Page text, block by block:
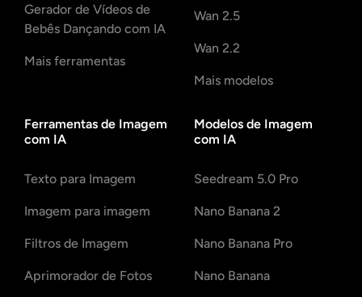
Gerador de Vídeos de
Bebês Dançando com IA
Mais ferramentas
Wan 2.5
Wan 2.2
Mais modelos
Ferramentas de Imagem
com IA
Texto para Imagem
Imagem para imagem
Filtros de Imagem
Aprimorador de Fotos
Modelos de Imagem
com IA
Seedream 5.0 Pro
Nano Banana 2
Nano Banana Pro
Nano Banana